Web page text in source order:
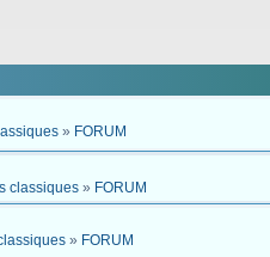
» FORUM
classiques » FORUM
» FORUM